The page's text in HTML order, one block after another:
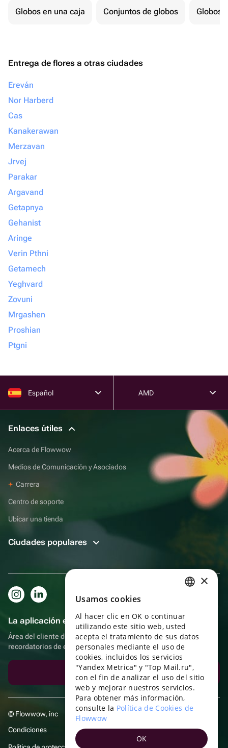
Globos en una caja Conjuntos de globos Globos
Entrega de flores a otras ciudades
Ereván
Nor Harberd
Cas
Kanakerawan
Merzavan
Jrvej
Parakar
Argavand
Getapnya
Gehanist
Aringe
Verin Pthni
Getamech
Yeghvard
Zovuni
Mrgashen
Proshian
Ptgni
Español AMD
Enlaces útiles
Acerca de Flowwow
Medios de Comunicación y Asociados
Carrera
Centro de soporte
Ubicar una tienda
Ciudades populares
La aplicación es aún más práctica.
Área del cliente del destinatario, más bonos por compras y
recordatorios de eventos
Descargar la aplicación
© Flowwow, inc
Condiciones
ENGLISH
UKRAINIAN
PORTUGUESE
SPANISH
HUNGARIAN
ITALIAN
×
Usamos cookies
Al hacer clic en OK o continuar
utilizando este sitio web, usted
acepta el tratamiento de sus datos
personales mediante el uso de
cookies, incluidos los servicios
"Yandex Metrica" y "Top Mail.ru",
con el fin de analizar el uso del sitio
web y mejorar nuestros servicios.
Para obtener más información,
consulte la Política de Cookies de
Flowwow
OK